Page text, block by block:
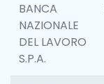
BANCA
NAZIONALE
DEL LAVORO
S.P.A.